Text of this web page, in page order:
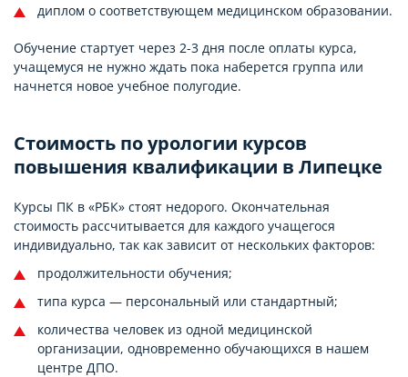
диплом о соответствующем медицинском образовании.
Обучение стартует через 2-3 дня после оплаты курса,
учащемуся не нужно ждать пока наберется группа или
начнется новое учебное полугодие.
Стоимость по урологии курсов
повышения квалификации в Липецке
Курсы ПК в «РБК» стоят недорого. Окончательная
стоимость рассчитывается для каждого учащегося
индивидуально, так как зависит от нескольких факторов:
продолжительности обучения;
типа курса — персональный или стандартный;
количества человек из одной медицинской
организации, одновременно обучающихся в нашем
центре ДПО.